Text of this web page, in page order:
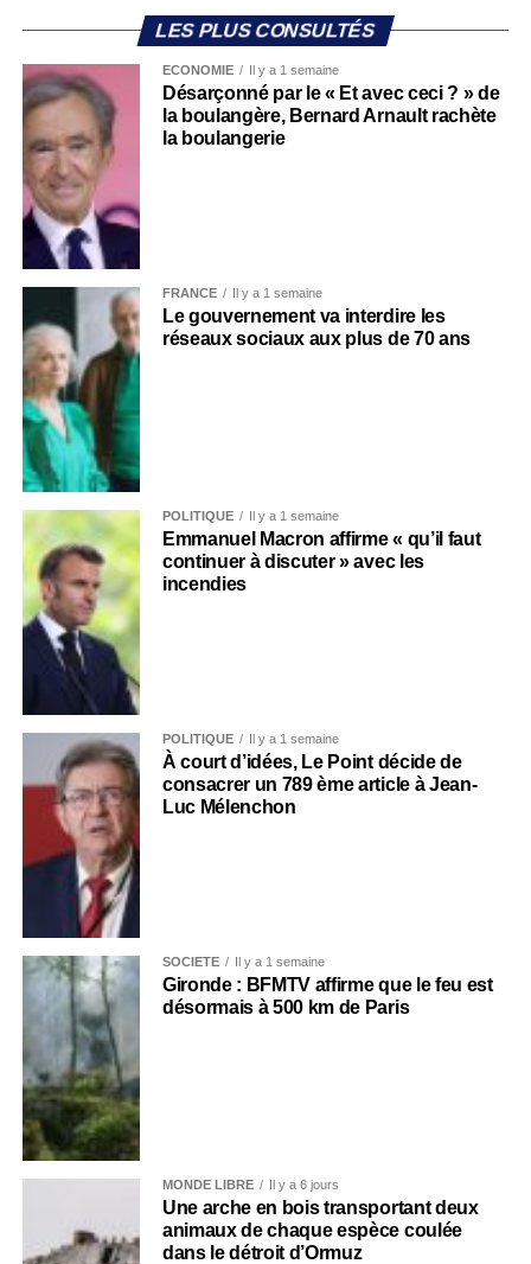
LES PLUS CONSULTÉS
ECONOMIE Il y a 1 semaine
Désarçonné par le « Et avec ceci ? » de
la boulangère, Bernard Arnault rachète
la boulangerie
FRANCE Il y a 1 semaine
Le gouvernement va interdire les
réseaux sociaux aux plus de 70 ans
POLITIQUE Il y a 1 semaine
Emmanuel Macron affirme « qu’il faut
continuer à discuter » avec les
incendies
POLITIQUE Il y a 1 semaine
À court d’idées, Le Point décide de
consacrer un 789 ème article à Jean-
Luc Mélenchon
SOCIÉTÉ Il y a 1 semaine
Gironde : BFMTV affirme que le feu est
désormais à 500 km de Paris
MONDE LIBRE Il y a 6 jours
Une arche en bois transportant deux
animaux de chaque espèce coulée
dans le détroit d’Ormuz